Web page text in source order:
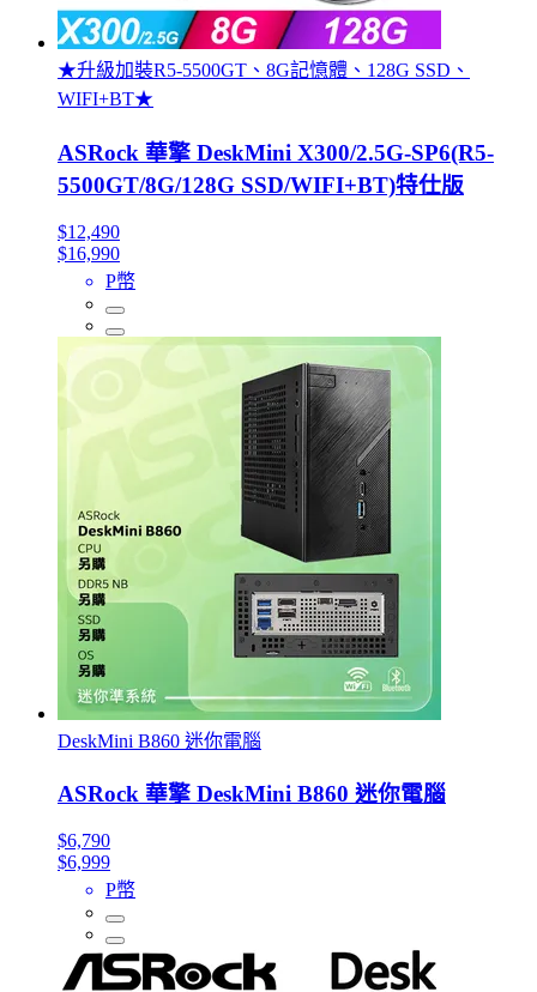
★升級加裝R5-5500GT、8G記憶體、128G SSD、
WIFI+BT★
ASRock 華擎 DeskMini X300/2.5G-SP6(R5-
5500GT/8G/128G SSD/WIFI+BT)特仕版
$12,490
$16,990
P幣
DeskMini B860 迷你電腦
ASRock 華擎 DeskMini B860 迷你電腦
$6,790
$6,999
P幣